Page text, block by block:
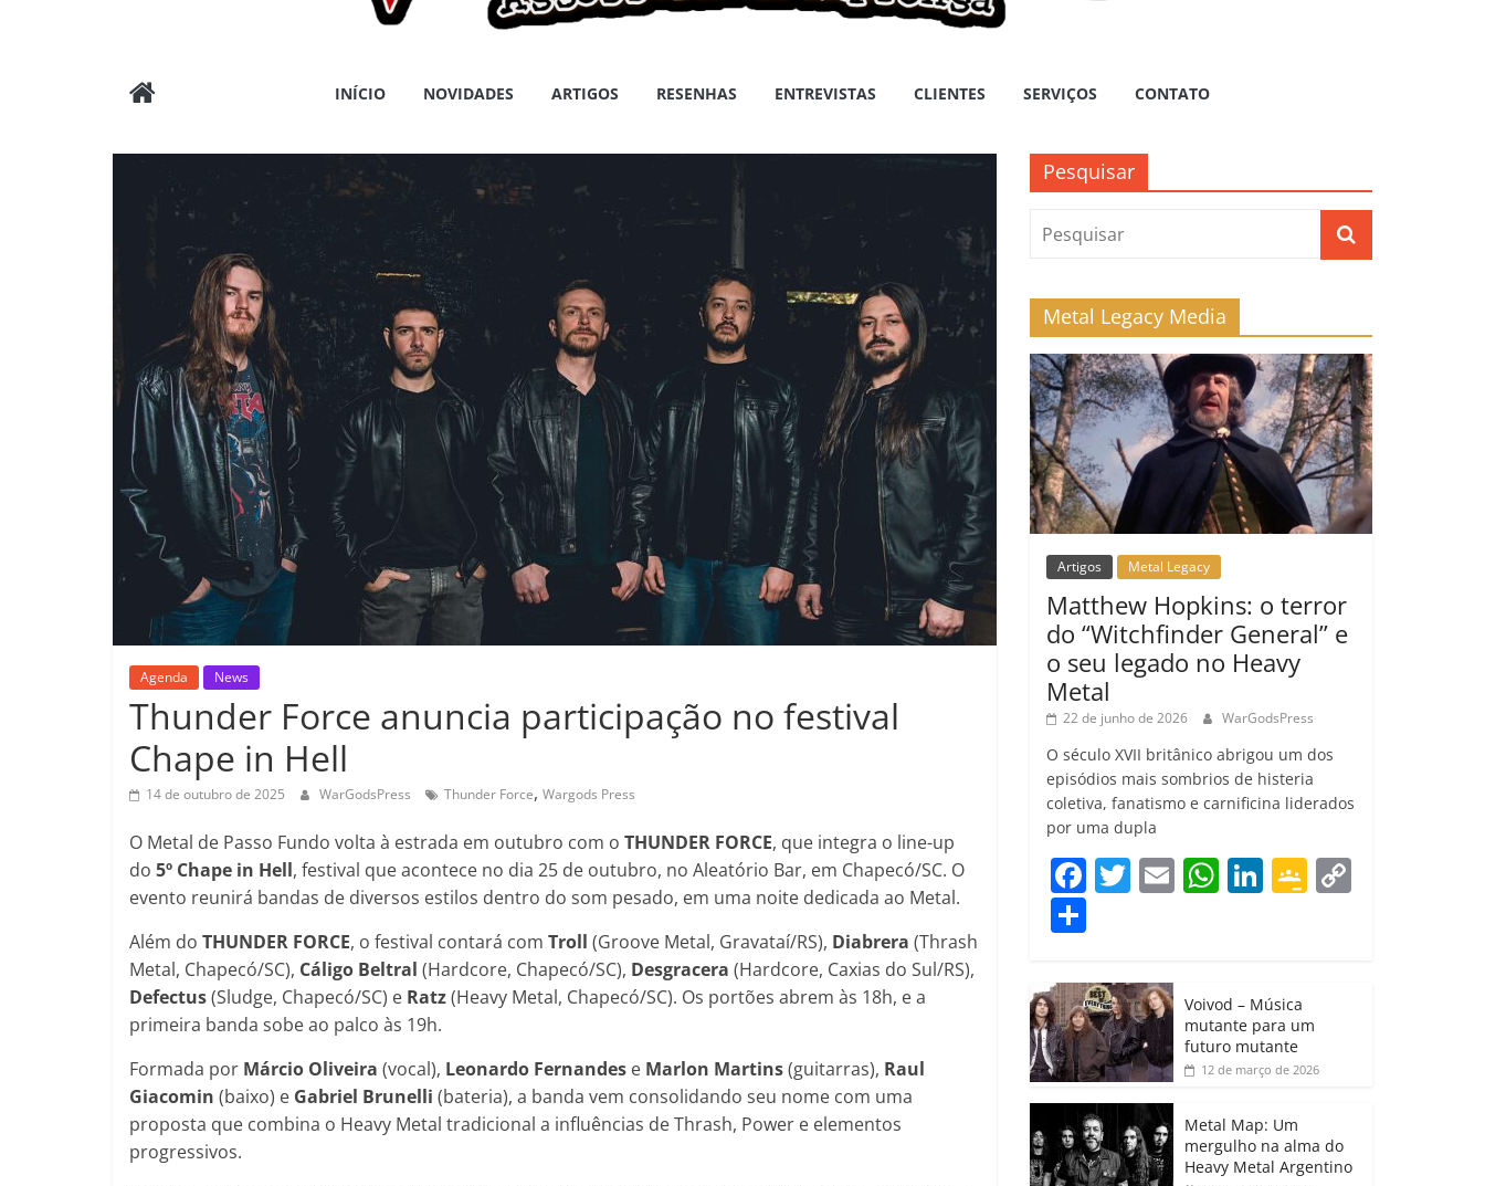
Wargods
Press
INÍCIO NOVIDADES ARTIGOS RESENHAS ENTREVISTAS CLIENTES SERVIÇOS CONTATO
Agenda News
Thunder Force anuncia participação no festival
Chape in Hell
14 de outubro de 2025 WarGodsPress Thunder Force, Wargods Press
O Metal de Passo Fundo volta à estrada em outubro com o THUNDER FORCE, que integra o line-up
do 5º Chape in Hell, festival que acontece no dia 25 de outubro, no Aleatório Bar, em Chapecó/SC. O
evento reunirá bandas de diversos estilos dentro do som pesado, em uma noite dedicada ao Metal.
Além do THUNDER FORCE, o festival contará com Troll (Groove Metal, Gravataí/RS), Diabrera (Thrash
Metal, Chapecó/SC), Cáligo Beltral (Hardcore, Chapecó/SC), Desgracera (Hardcore, Caxias do Sul/RS),
Defectus(Sludge, Chapecó/SC) e Ratz(Heavy Metal, Chapecó/SC). Os portões abrem às 18h, e a
primeira banda sobe ao palco às 19h.
Formada por Márcio Oliveira (vocal), Leonardo Fernandes e Marlon Martins(guitarras), Raul
Giacomin (baixo) e Gabriel Brunelli (bateria), a banda vem consolidando seu nome com uma
proposta que combina o Heavy Metal tradicional a influências de Thrash, Power e elementos
progressivos.
Pesquisar
Metal Legacy Media
Artigos Metal Legacy
Matthew Hopkins: o terror
do “Witchfinder General” e
o seu legado no Heavy
Metal
22 de junho de 2026 WarGodsPress
O século XVII britânico abrigou um dos
episódios mais sombrios de histeria
coletiva, fanatismo e carnificina liderados
por uma dupla
F
e
b
o
o
k
T
er
E W
A
p
p
Li
dI
n
G
e
a
ro
m
p
ar
til
h
ar
Voivod – Música
mutante para um
futuro mutante
12 de março de 2026
Metal Map: Um
mergulho na alma do
Heavy Metal Argentino